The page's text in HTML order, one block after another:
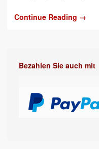
Continue Reading →
Bezahlen Sie auch mit